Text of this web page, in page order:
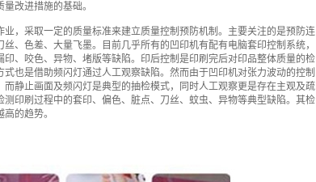
改进措施的基础。
，采取一定的质量标准来建立质量控制预防机制。主要关注的是预防连
、色差、大量飞墨。目前几乎所有的凹印机有配有电脑套印控制系统，
、咬色、异物、堵版等缺陷。印后控制是印刷完后对印品整体质量的检
也是借助频闪灯通过人工观察缺陷。然而由于凹印机对张力波动的控制
静止画面及频闪灯是典型的抽检模式，同时人工观察更是存在主观及疏
印刷过程中的套印、偏色、脏点、刀丝、蚊虫、异物等典型缺陷。其检
的趋势。